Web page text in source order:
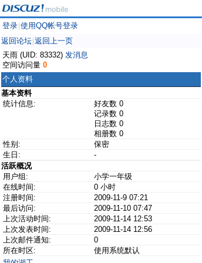
登录 使用QQ帐号登录
返回论坛 返回上一页
天雨 (UID: 83332) 发消息
空间访问量 0
个人资料
基本资料
统计信息:
好友数 0
记录数 0
日志数 0
相册数 0
性别:
保密
生日:
-
活跃概况
用户组:
小学一年级
在线时间:
0 小时
注册时间:
2009-11-9 07:21
最后访问:
2009-11-10 07:47
上次活动时间:
2009-11-14 12:53
上次发表时间:
2009-11-14 12:56
上次邮件通知:
0
所在时区:
使用系统默认